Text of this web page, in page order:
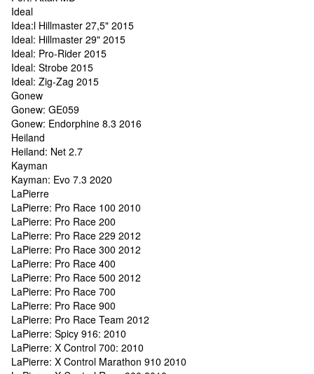
Ideal
Idea:l Hillmaster 27,5" 2015
Ideal: Hillmaster 29" 2015
Ideal: Pro-Rider 2015
Ideal: Strobe 2015
Ideal: Zig-Zag 2015
Gonew
Gonew: GE059
Gonew: Endorphine 8.3 2016
Heiland
Heiland: Net 2.7
Kayman
Kayman: Evo 7.3 2020
LaPierre
LaPierre: Pro Race 100 2010
LaPierre: Pro Race 200
LaPierre: Pro Race 229 2012
LaPierre: Pro Race 300 2012
LaPierre: Pro Race 400
LaPierre: Pro Race 500 2012
LaPierre: Pro Race 700
LaPierre: Pro Race 900
LaPierre: Pro Race Team 2012
LaPierre: Spicy 916: 2010
LaPierre: X Control 700: 2010
LaPierre: X Control Marathon 910 2010